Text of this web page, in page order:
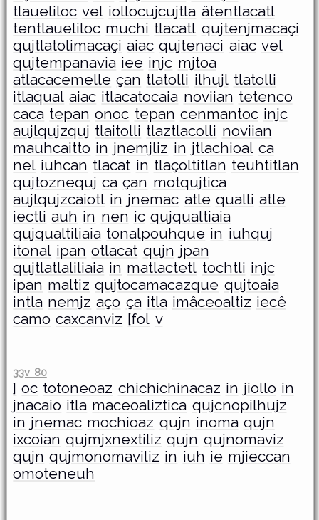
tlaueliloc vel iollocujcujtla âtentlacatl
tentlaueliloc muchi tlacatl qujtenjmacaçi
qujtlatolimacaçi aiac qujtenaci aiac vel
qujtempanavia iee injc mjtoa
atlacacemelle çan tlatolli ilhujl tlatolli
itlaqual aiac itlacatocaia noviian tetenco
caca tepan onoc tepan cenmantoc injc
aujlqujzquj tlaitolli tlaztlacolli noviian
mauhcaitto in jnemjliz in jtlachioal ca
nel iuhcan tlacat in tlaçoltitlan teuhtitlan
qujtoznequj ca çan motqujtica
aujlqujzcaiotl in jnemac atle qualli atle
iectli auh in nen ic qujqualtiaia
qujqualtiliaia tonalpouhque in iuhquj
itonal ipan otlacat qujn jpan
qujtlatlaliliaia in matlactetl tochtli injc
ipan maltiz qujtocamacazque qujtoaia
intla nemjz aço ça itla imâceoaltiz iecê
camo caxcanviz [fol v
33v 80
] oc totoneoaz chichichinacaz in jiollo in
jnacaio itla maceoaliztica qujcnopilhujz
in jnemac mochioaz qujn inoma qujn
ixcoian qujmjxnextiliz qujn qujnomaviz
qujn qujmonomaviliz in iuh ie mjieccan
omoteneuh